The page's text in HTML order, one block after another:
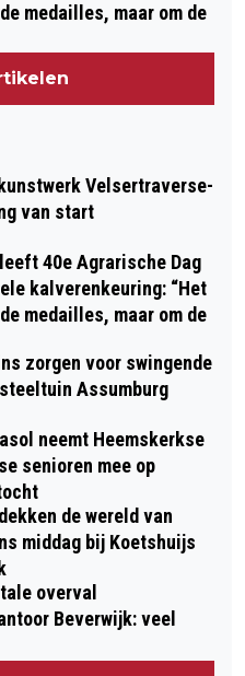
medailles, maar om de
Velsertraverse-
van start
40e Agrarische Dag
kalverenkeuring: “Het
medailles, maar om de
zorgen voor swingende
Assumburg
neemt Heemskerkse
senioren mee op
de wereld van
middag bij Koetshuijs
overval
Beverwijk: veel